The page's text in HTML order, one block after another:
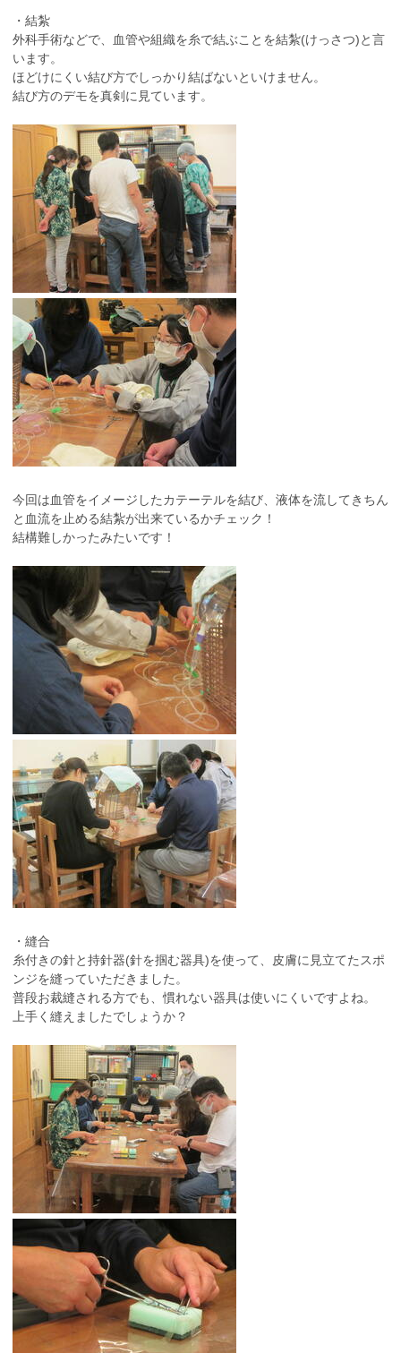
・結紮
外科手術などで、血管や組織を糸で結ぶことを結紮(けっさつ)と言
います。
ほどけにくい結び方でしっかり結ばないといけません。
結び方のデモを真剣に見ています。
今回は血管をイメージしたカテーテルを結び、液体を流してきちん
と血流を止める結紮が出来ているかチェック！
結構難しかったみたいです！
・縫合
糸付きの針と持針器(針を掴む器具)を使って、皮膚に見立てたスポ
ンジを縫っていただきました。
普段お裁縫される方でも、慣れない器具は使いにくいですよね。
上手く縫えましたでしょうか？